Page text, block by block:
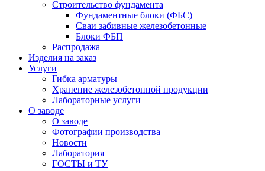
Строительство фундамента
Фундаментные блоки (ФБС)
Сваи забивные железобетонные
Блоки ФБП
Распродажа
Изделия на заказ
Услуги
Гибка арматуры
Хранение железобетонной продукции
Лабораторные услуги
О заводе
О заводе
Фотографии производства
Новости
Лаборатория
ГОСТЫ и ТУ